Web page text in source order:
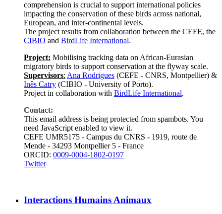
comprehension is crucial to support international policies
impacting the conservation of these birds across national,
European, and inter-continental levels.
The project results from collaboration between the CEFE, the
CIBIO and BirdLife International.
Project: Mobilising tracking data on African-Eurasian
migratory birds to support conservation at the flyway scale.
Supervisors: Ana Rodrigues (CEFE - CNRS, Montpellier) &
Inês Catry (CIBIO - University of Porto).
Project in collaboration with BirdLife International.
Contact:
This email address is being protected from spambots. You
need JavaScript enabled to view it.
CEFE UMR5175 - Campus du CNRS - 1919, route de
Mende - 34293 Montpellier 5 - France
ORCID: 0009-0004-1802-0197
Twitter
Interactions Humains Animaux